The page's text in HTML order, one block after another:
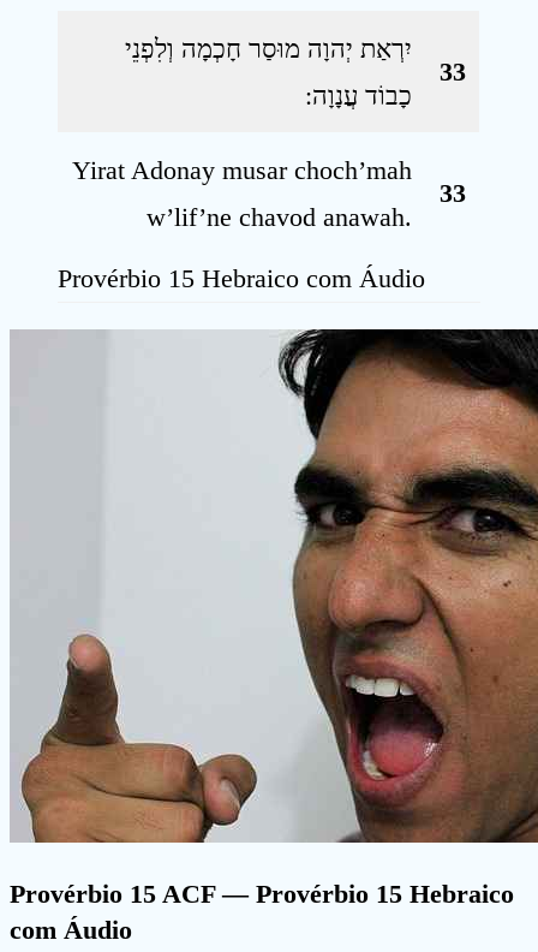
יִרְאַת יְהוָה מוּסַר חָכְמָה וְלִפְנֵי
כָבוֹד עֲנָוָה ׃
33
Yirat Adonay musar choch’mah
w’lif’ne chavod anawah.
33
Provérbio 15 Hebraico com Áudio
Provérbio 15 ACF— Provérbio 15 Hebraico
com Áudio